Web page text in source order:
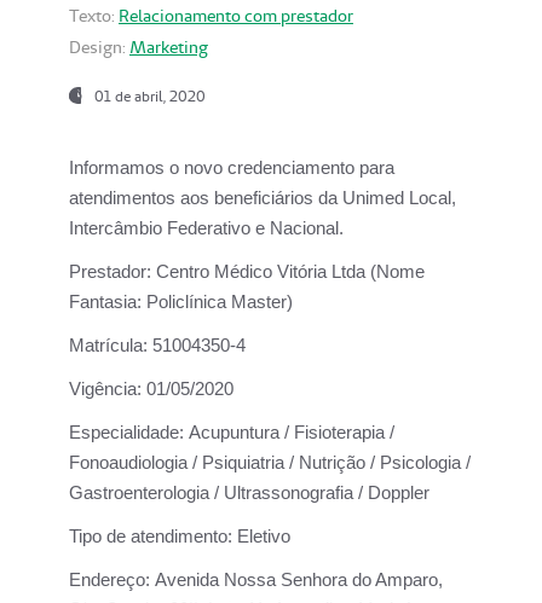
Texto: Relacionamento com prestador
Design: Marketing
01 de abril, 2020
Informamos o novo credenciamento para
atendimentos aos beneficiários da Unimed Local,
Intercâmbio Federativo e Nacional.
Prestador: Centro Médico Vitória Ltda (Nome
Fantasia: Policlínica Master)
Matrícula: 51004350-4
Vigência: 01/05/2020
Especialidade: Acupuntura / Fisioterapia /
Fonoaudiologia / Psiquiatria / Nutrição / Psicologia /
Gastroenterologia / Ultrassonografia / Doppler
Tipo de atendimento: Eletivo
Endereço: Avenida Nossa Senhora do Amparo,